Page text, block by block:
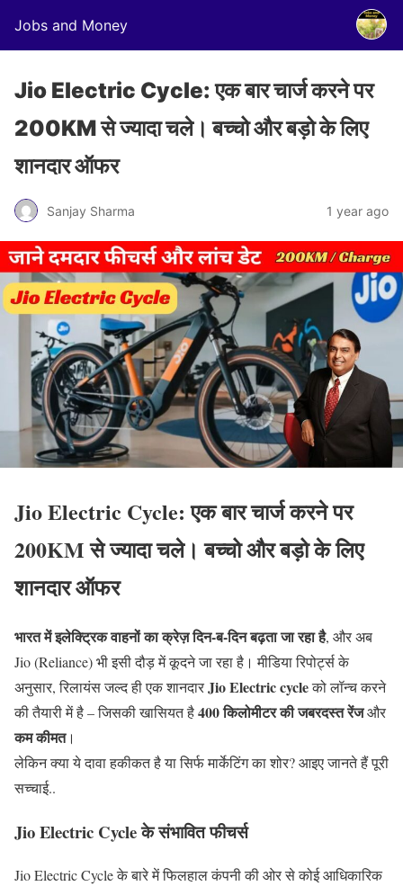
Jobs and Money
Jio Electric Cycle: एक बार चार्ज करने पर
200KM से ज्यादा चले। बच्चो और बड़ो के लिए
शानदार ऑफर
Sanjay Sharma 1 year ago
Jio Electric Cycle: एक बार चार्ज करने पर
200KM से ज्यादा चले। बच्चो और बड़ो के लिए
शानदार ऑफर
भारत में इलेक्ट्रिक वाहनों का क्रेज़ दिन-ब-दिन बढ़ता जा रहा है, और अब
Jio (Reliance) भी इसी दौड़ में कूदने जा रहा है। मीडिया रिपोर्ट्स के
अनुसार, रिलायंस जल्द ही एक शानदारJio Electric cycleको लॉन्च करने
की तैयारी में है – जिसकी खासियत है400 किलोमीटर की जबरदस्त रेंजऔर
कम कीमत।
लेकिन क्या ये दावा हकीकत है या सिर्फ मार्केटिंग का शोर? आइए जानते हैं पूरी
सच्चाई..
Jio Electric Cycle के संभावित फीचर्स
Jio Electric Cycle के बारे में फिलहाल कंपनी की ओर से कोई आधिकारिक